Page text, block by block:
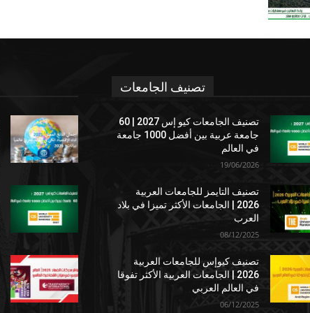
تصنيف الجامعات
تصنيف الجامعات كيو إس 2027 | 60
جامعة عربية بين أفضل 1000 جامعة
في العالم
19/06/2026
تصنيف التايمز للجامعات العربية
2026 | الجامعات الأكثر تميزا في بلاد
العرب
08/12/2025
تصنيف كيوإس للجامعات العربية
2026 | الجامعات العربية الأكثر تفوقا
في العالم العربي
06/12/2025